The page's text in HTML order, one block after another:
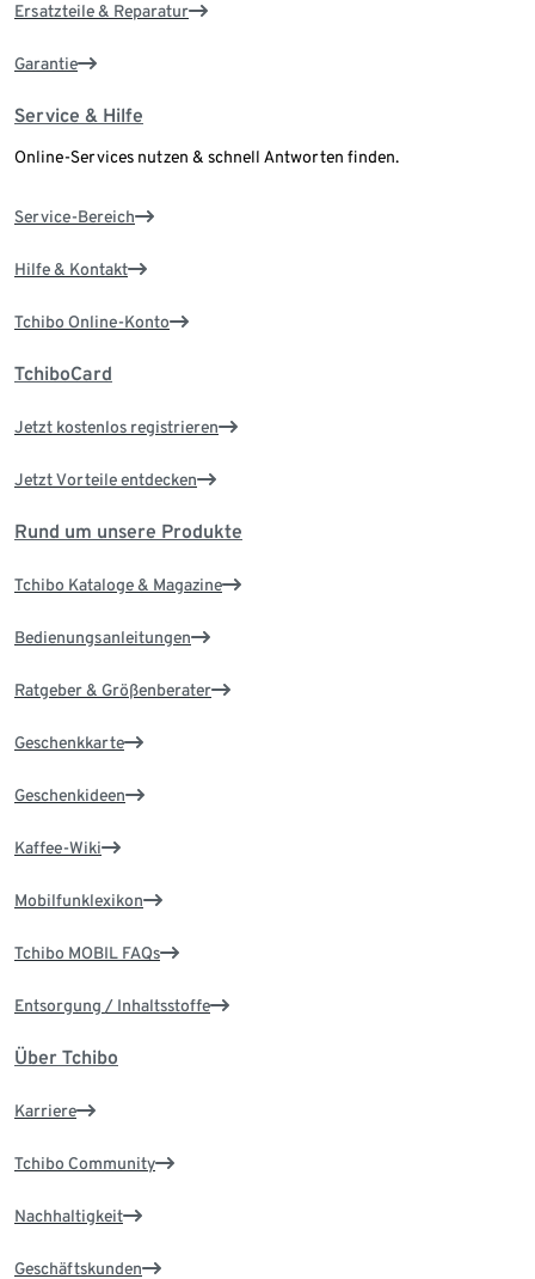
Ersatzteile & Reparatur
Garantie
Service & Hilfe
Online-Services nutzen & schnell Antworten finden.
Service-Bereich
Hilfe & Kontakt
Tchibo Online-Konto
TchiboCard
Jetzt kostenlos registrieren
Jetzt Vorteile entdecken
Rund um unsere Produkte
Tchibo Kataloge & Magazine
Bedienungsanleitungen
Ratgeber & Größenberater
Geschenkkarte
Geschenkideen
Kaffee-Wiki
Mobilfunklexikon
Tchibo MOBIL FAQs
Entsorgung / Inhaltsstoffe
Über Tchibo
Karriere
Tchibo Community
Nachhaltigkeit
Geschäftskunden